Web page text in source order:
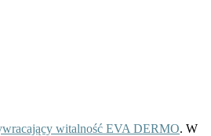
witalność EVA DERMO. W